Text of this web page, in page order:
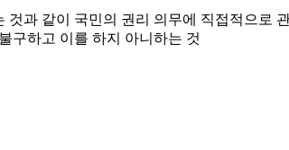
과 같이 국민의 권리 의무에 직접적으로
구하고 이를 하지 아니하는 것